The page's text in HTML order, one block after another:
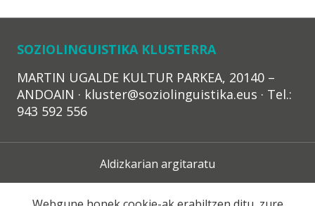
SOZIOLINGUISTIKA KLUSTERRA
MARTIN UGALDE KULTUR PARKEA, 20140 –
ANDOAIN · kluster@soziolinguistika.eus · Tel.:
943 592 556
Aldizkarian argitaratu
Lege Oharra